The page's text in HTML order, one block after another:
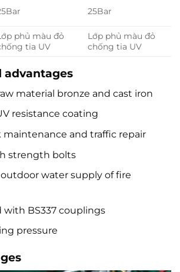
25Bar
phủ màu đỏ
tia UV
Lớp phủ màu đỏ
chống tia UV
advantages
material bronze and cast iron
resistance coating
maintenance and traffic repair
strength bolts
water supply of fire
BS337 couplings
pressure